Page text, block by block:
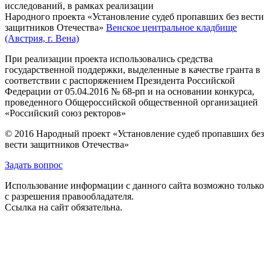
исследований, в рамках реализации
Народного проекта «Установление судеб пропавших без вести
защитников Отечества» Венское центральное кладбище
(Австрия, г. Вена)
При реализации проекта использовались средства
государственной поддержки, выделенные в качестве гранта в
соответствии с распоряжением Президента Российской
Федерации от 05.04.2016 № 68-рп и на основании конкурса,
проведенного Общероссийской общественной организацией
«Российский союз ректоров»
© 2016 Народный проект «Установление судеб пропавших без
вести защитников Отечества»
Задать вопрос
Использование информации с данного сайта возможно только
с разрешения правообладателя.
Ссылка на сайт обязательна.